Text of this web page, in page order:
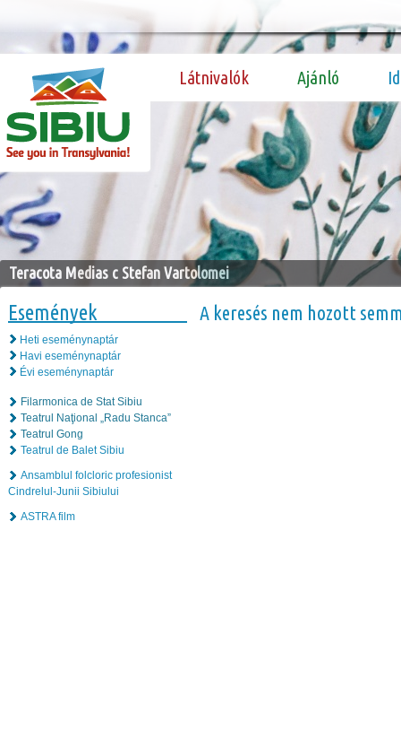
Látnivalók Ajánló
Teracota Medias c Stefan Vartolomei
Események
Heti eseménynaptár
Havi eseménynaptár
Évi eseménynaptár
Filarmonica de Stat Sibiu
Teatrul Naţional „Radu Stanca”
Teatrul Gong
Teatrul de Balet Sibiu
Ansamblul folcloric profesionist
Cindrelul-Junii Sibiului
ASTRA film
A keresés nem hozott